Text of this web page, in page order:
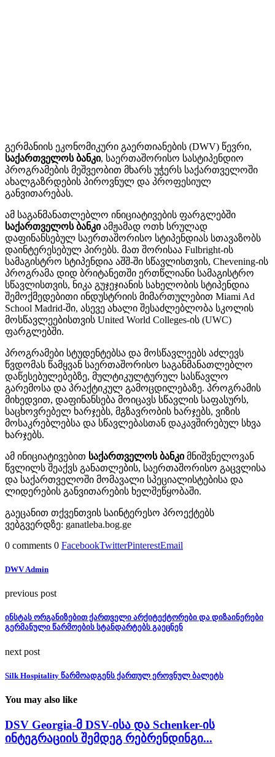
გერმანიის ეკონომიკური გაერთიანების (DWV) წევრი,
საქართველოს ბანკი, საერთაშორისო სასტიპენდიო
პროგრამების მეშვეობით მხარს უჭერს საქართველოში
ახალგაზრდების პიროვნულ და პროფესიულ
განვითარებას.
ამ საგანმანათლებლო ინიციატივების ფარგლებში
საქართველოს ბანკიამჟამად ოთხ სრულად
დაფინანსებულ საერთაშორისო სტიპენდიას სთავაზობს
დაინტერესებულ პირებს. მათ შორისაა Fulbright-ის
სამაგისტრო სტიპენდია აშშ-ში სწავლისთვის, Chevening-ის
პროგრამა დიდ ბრიტანეთში ერთწლიანი სამაგისტრო
სწავლისთვის, ნიკა გუჯეჯიანის სახელობის სტიპენდია
შემოქმედებითი ინდუსტრიის მიმართულებით Miami Ad
School Madrid-ში, ასევე ახალი შესაძლებლობა სკოლის
მოსწავლეებისთვის United World Colleges-ის (UWC)
ფარგლებში.
პროგრამები სტუდენტებსა და მოსწავლეებს აძლევს
წვდომას წამყვან საერთაშორისო საგანმანათლებლო
დაწესებულებებზე, მულტიკულტურულ სასწავლო
გარემოსა და პრაქტიკულ გამოცდილებაზე. პროგრამის
მიხედვით, დაფინანსება მოიცავს სწავლის საფასურს,
საცხოვრებელ ხარჯებს, მგზავრობის ხარჯებს, ვიზის
მოსაკრებლებსა და სწავლებასთან დაკავშირებულ სხვა
ხარჯებს.
ამ ინიციატივებით საქართველოს ბანკიმნიშვნელოვან
წვლილს შეაქვს განათლების, საერთაშორისო გაცვლისა
და საქართველოში მომავალი სპეციალისტებისა და
ლიდერების განვითარების ხელშეწყობაში.
გაეცანით თქვენთვის საინტერესო პროექტებს
ვებგვერდზე: ganatleba.bog.ge
0 comments 0 FacebookTwitterPinterestEmail
DWV Admin
previous post
ინსტას ორგანიზებით ქართველი არქიტექტორები და დიზაინერები
გერმანული წარმოების სტანდარტებს გაეცნენ
next post
Silk Hospitality წარმოადგენს ქართულ ეროვნულ ბალეტს
You may also like
DSV Georgia-მ DSV-ისა და Schenker-ის
ინტეგრაციის შემდეგ რებრენდინგი...